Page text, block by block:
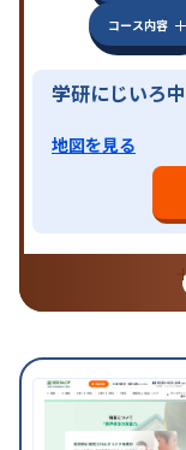
コース内容
学研にじいろ
地図を見る